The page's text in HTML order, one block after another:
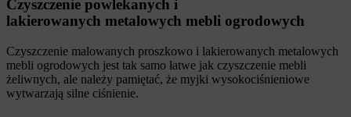
Czyszczenie powlekanych i
lakierowanych metalowych mebli ogrodowych
Czyszczenie malowanych proszkowo i lakierowanych metalowych
mebli ogrodowych jest tak samo łatwe jak czyszczenie mebli
żeliwnych, ale należy pamiętać, że myjki wysokociśnieniowe
wytwarzają silne ciśnienie.